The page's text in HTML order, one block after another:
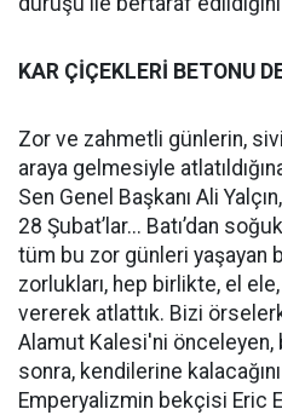
KAR ÇİÇEKLERİ BETONU
Zor ve zahmetli günlerin,
araya gelmesiyle
Sen Genel Başkanı Ali
28 Şubat’lar... Batı’dan
tüm bu zor günleri yaşayan
zorlukları, hep birlikte, el
vererek atlattık. Bizi
Alamut Kalesi'ni önceleyen,
sonra, kendilerine
Emperyalizmin bekçisi Eric